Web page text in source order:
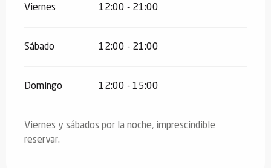
Viernes 12:00 - 21:00
Sábado 12:00 - 21:00
Domingo 12:00 - 15:00
Viernes y sábados por la noche, imprescindible
reservar.